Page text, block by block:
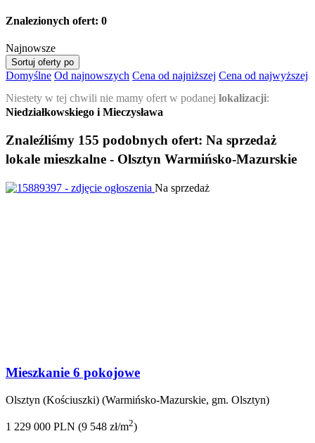
Znalezionych ofert: 0
Najnowsze
Sortuj oferty po
Domyślne Od najnowszych Cena od najniższej Cena od najwyższej
Niestety w tej chwili nie mamy ofert w podanej lokalizacji:
Niedziałkowskiego i Mieczysława
Znaleźliśmy 155 podobnych ofert: Na sprzedaż
lokale mieszkalne - Olsztyn Warmińsko-Mazurskie
Na sprzedaż
Mieszkanie 6 pokojowe
Olsztyn (Kościuszki) (Warmińsko-Mazurskie, gm. Olsztyn)
1 229 000 PLN (9 548 zł/m2)